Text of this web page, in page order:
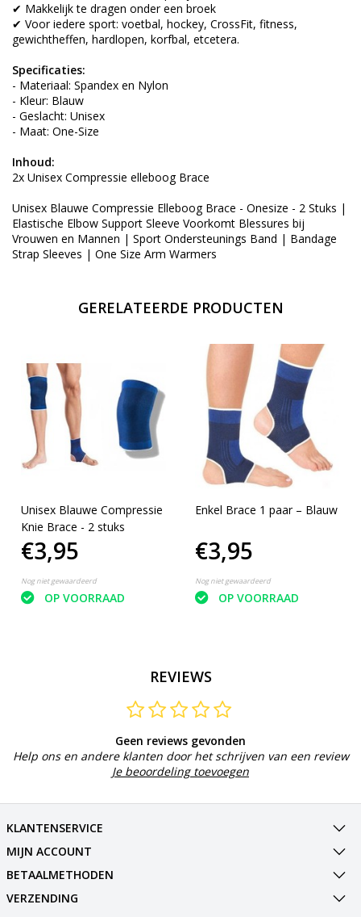
✔ Makkelijk te dragen onder een broek
✔ Voor iedere sport: voetbal, hockey, CrossFit, fitness,
gewichtheffen, hardlopen, korfbal, etcetera.
Specificaties:
- Materiaal: Spandex en Nylon
- Kleur: Blauw
- Geslacht: Unisex
- Maat: One-Size
Inhoud:
2x Unisex Compressie elleboog Brace
Unisex Blauwe Compressie Elleboog Brace - Onesize - 2 Stuks |
Elastische Elbow Support Sleeve Voorkomt Blessures bij
Vrouwen en Mannen | Sport Ondersteunings Band | Bandage
Strap Sleeves | One Size Arm Warmers
GERELATEERDE PRODUCTEN
Unisex Blauwe Compressie
Knie Brace - 2 stuks
€3,95
Nog niet gewaardeerd
OP VOORRAAD
Enkel Brace 1 paar – Blauw
€3,95
Nog niet gewaardeerd
OP VOORRAAD
REVIEWS
Geen reviews gevonden
Help ons en andere klanten door het schrijven van een review
Je beoordeling toevoegen
KLANTENSERVICE
MIJN ACCOUNT
BETAALMETHODEN
VERZENDING